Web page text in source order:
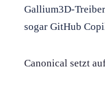
Gallium3D-
sogar GitHub
Canonical setzt